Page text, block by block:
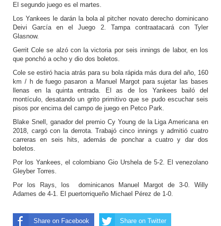
El segundo juego es el martes.
Los Yankees le darán la bola al pitcher novato derecho dominicano
Deivi García en el Juego 2. Tampa contraatacará con Tyler
Glasnow.
Gerrit Cole se alzó con la victoria por seis innings de labor, en los
que ponchó a ocho y dio dos boletos.
Cole se estiró hacia atrás para su bola rápida más dura del año, 160
km / h de fuego pasaron a Manuel Margot para sujetar las bases
llenas en la quinta entrada. El as de los Yankees bailó del
montículo, desatando un grito primitivo que se pudo escuchar seis
pisos por encima del campo de juego en Petco Park.
Blake Snell, ganador del premio Cy Young de la Liga Americana en
2018, cargó con la derrota. Trabajó cinco innings y admitió cuatro
carreras en seis hits, además de ponchar a cuatro y dar dos
boletos.
Por los Yankees, el colombiano Gio Urshela de 5-2. El venezolano
Gleyber Torres.
Por los Rays, los dominicanos Manuel Margot de 3-0. Willy
Adames de 4-1. El puertorriqueño Michael Pérez de 1-0.
Share on Facebook Share on Twitter